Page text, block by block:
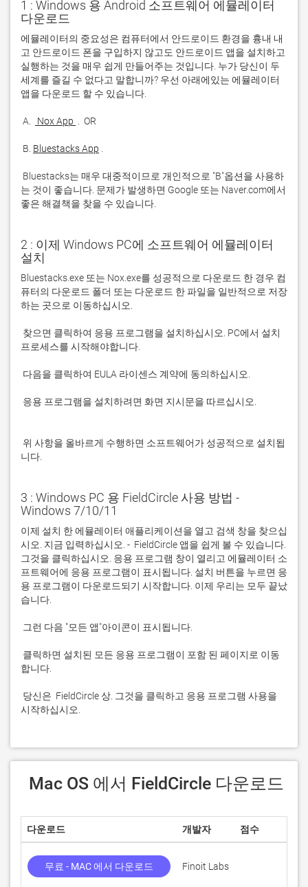
1 : Windows 용 Android 소프트웨어 에뮬레이터
다운로드
에뮬레이터의 중요성은 컴퓨터에서 안드로이드 환경을 흉내 내
고 안드로이드 폰을 구입하지 않고도 안드로이드 앱을 설치하고
실행하는 것을 매우 쉽게 만들어주는 것입니다. 누가 당신이 두
세계를 즐길 수 없다고 말합니까? 우선 아래에있는 에뮬레이터
A. Nox App
B. Bluestacks App
는 것이 좋습니다. 문제가 발생하면 Google 또는 Naver.com에서
좋은 해결책을 찾을 수 있습니다.
2 : 이제 Windows PC에 소프트웨어 에뮬레이터
설치
Bluestacks.exe 또는 Nox.exe를 성공적으로 다운로드 한 경우 컴
퓨터의 다운로드 폴더 또는 다운로드 한 파일을 일반적으로 저장
니다.
3 : Windows PC 용 FieldCircle 사용 방법 -
Windows 7/10/11
이제 설치 한 에뮬레이터 애플리케이션을 열고 검색 창을 찾으십
시오. 지금 입력하십시오. -  FieldCircle 앱을 쉽게 볼 수 있습니다.
그것을 클릭하십시오. 응용 프로그램 창이 열리고 에뮬레이터 소
프트웨어에 응용 프로그램이 표시됩니다. 설치 버튼을 누르면 응
용 프로그램이 다운로드되기 시작합니다. 이제 우리는 모두 끝났
시작하십시오.
Mac OS 에서 FieldCircle 다운로드
다운로드 개발자 점수
무료 - MAC 에서 다운로드 Finoit Labs